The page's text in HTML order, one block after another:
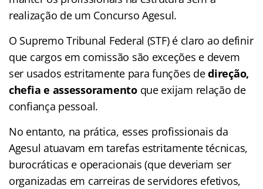
realização de um Concurso Agesul.
O Supremo Tribunal Federal (STF) é claro ao definir
que cargos em comissão são exceções e devem
ser usados estritamente para funções dedireção,
chefia e assessoramentoque exijam relação de
confiança pessoal.
No entanto, na prática, esses profissionais da
Agesul atuavam em tarefas estritamente técnicas,
burocráticas e operacionais (que deveriam ser
organizadas em carreiras de servidores efetivos,